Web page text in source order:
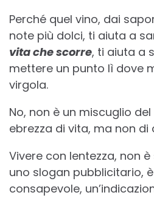
Perché quel vino, dai
note più dolci, ti aiuta a
vita che scorre, ti aiuta a
mettere un punto lì dove
virgola.
No, non è un miscuglio
ebrezza di vita, ma non di
Vivere con lentezza, non
uno slogan pubblicitario,
consapevole,